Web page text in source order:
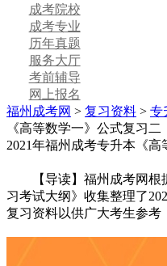
成考院校
成考专业
历年真题
服务大厅
考前辅导
网上报名
福州成考网 > 复习资料 > 专
《高等数学一》公式复习二
2021年福州成考专升本《
【导读】福州成考网根
习考试大纲》收集整理了
复习资料以供广大考生参考